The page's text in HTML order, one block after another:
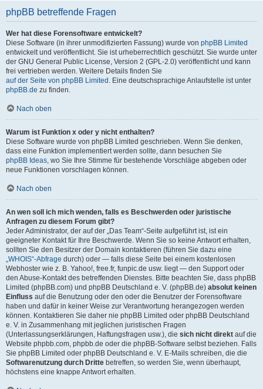
phpBB betreffende Fragen
Wer hat diese Forensoftware entwickelt?
Diese Software (in ihrer unmodifizierten Fassung) wurde von phpBB Limited
entwickelt und veröffentlicht. Sie ist urheberrechtlich geschützt. Sie wurde unter
der GNU General Public License, Version 2 (GPL-2.0) veröffentlicht und kann
frei vertrieben werden. Weitere Details finden Sie
auf der Seite von phpBB Limited . Eine deutschsprachige Anlaufstelle ist unter
phpBB.de zu finden.
Nach oben
Warum ist Funktion x oder y nicht enthalten?
Diese Software wurde von phpBB Limited geschrieben. Wenn Sie denken,
dass eine Funktion implementiert werden sollte, dann besuchen Sie
phpBB Ideas, wo Sie Ihre Stimme für bestehende Vorschläge abgeben oder
neue Funktionen vorschlagen können.
Nach oben
An wen soll ich mich wenden, falls es Beschwerden oder juristische
Anfragen zu diesem Forum gibt?
Jeder Administrator, der auf der „Das Team“-Seite aufgeführt ist, ist ein
geeigneter Kontakt für Ihre Beschwerde. Wenn Sie so keine Antwort erhalten,
sollten Sie den Besitzer der Domain kontaktieren (führen Sie dazu eine
„WHOIS“-Abfrage durch) oder — falls diese Seite bei einem kostenlosen
Webhoster wie z. B. Yahoo!, free.fr, funpic.de usw. liegt — den Support oder
den Abuse-Kontakt des betreffenden Dienstes. Bitte beachten Sie, dass phpBB
Limited (phpBB.com) und phpBB Deutschland e. V. (phpBB.de) absolut keinen
Einfluss auf die Benutzung oder den oder die Benutzer der Forensoftware
haben und dafür in keiner Weise zur Verantwortung herangezogen werden
können. Kontaktieren Sie daher nie phpBB Limited oder phpBB Deutschland
e. V. in Zusammenhang mit jeglichen juristischen Fragen
(Unterlassungserklärungen, Haftungsfragen usw.), die sich nicht direkt auf die
Website phpbb.com, phpbb.de oder die phpBB-Software selbst beziehen. Falls
Sie phpBB Limited oder phpBB Deutschland e. V. E-Mails schreiben, die die
Softwarenutzung durch Dritte betreffen, so werden Sie, wenn überhaupt,
höchstens eine knappe Antwort erhalten.